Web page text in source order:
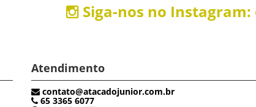
Siga-nos no
Atendimento
contato@atacadojunior.com.br
65 3365 6077